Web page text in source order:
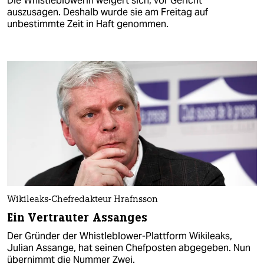
auszusagen. Deshalb wurde sie am Freitag auf
unbestimmte Zeit in Haft genommen.
Wikileaks-Chefredakteur Hrafnsson
Ein Vertrauter Assanges
Der Gründer der Whistleblower-Plattform Wikileaks,
Julian Assange, hat seinen Chefposten abgegeben. Nun
übernimmt die Nummer Zwei.